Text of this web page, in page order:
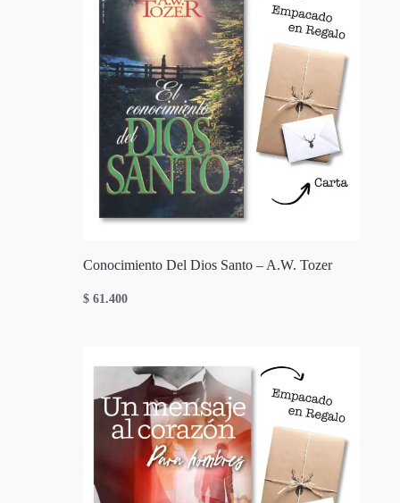
Conocimiento Del Dios Santo – A.W. Tozer
$ 61.400